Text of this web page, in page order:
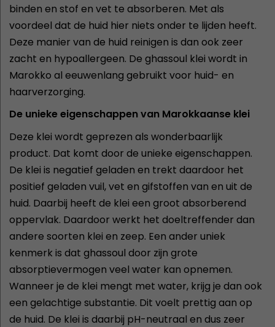
binden en stof en vet te absorberen. Met als
voordeel dat de huid hier niets onder te lijden heeft.
Deze manier van de huid reinigen is dan ook zeer
zacht en hypoallergeen. De ghassoul klei wordt in
Marokko al eeuwenlang gebruikt voor huid- en
haarverzorging.
De unieke eigenschappen van Marokkaanse klei
Deze klei wordt geprezen als wonderbaarlijk
product. Dat komt door de unieke eigenschappen.
De klei is negatief geladen en trekt daardoor het
positief geladen vuil, vet en gifstoffen van en uit de
huid. Daarbij heeft de klei een groot absorberend
oppervlak. Daardoor werkt het doeltreffender dan
andere soorten klei en zeep. Een ander uniek
kenmerk is dat ghassoul door zijn grote
absorptievermogen veel water kan opnemen.
Wanneer je de klei mengt met water, krijg je dan ook
een gelachtige substantie. Dit voelt prettig aan op
de huid. De klei is daarbij pH-neutraal en dus zeer